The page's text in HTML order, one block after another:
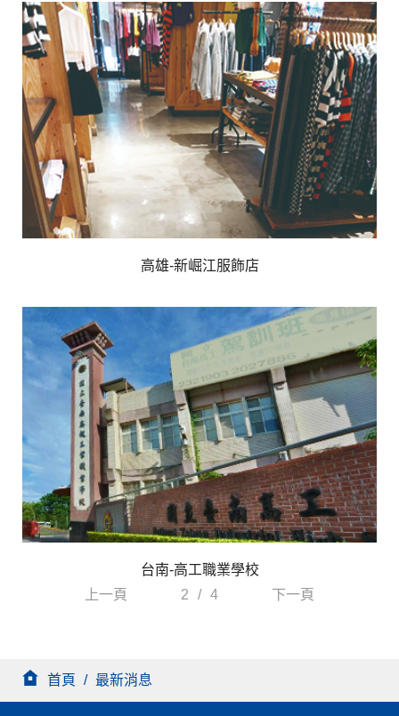
高雄-新崛江服飾店
台南-高工職業學校
上一頁
2 / 4 下一頁
首頁 / 最新消息